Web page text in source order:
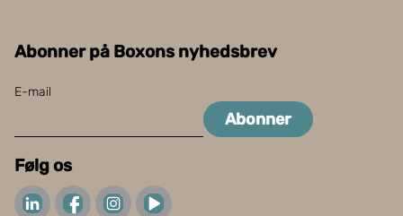
Abonner på Boxons nyhedsbrev
E-mail
Abonner
Følg os